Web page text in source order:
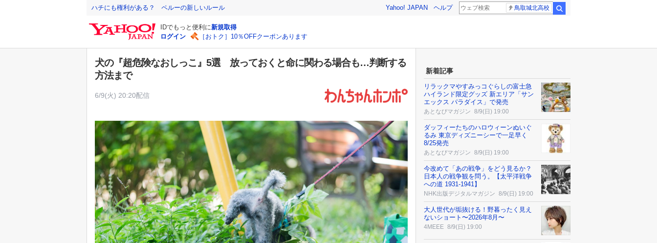
ハチにも権利がある？ ペルーの新しいルール Yahoo! JAPAN ヘルプ 鳥取城北高校
IDでもっと便利に新規取得
ログイン
［おトク］10％OFFクーポンあります
犬の『超危険なおしっこ』5選 放っておくと命に関わる場合も…判断する
方法まで
6/9(火) 20:20配信
新着記事
リラックマやすみっコぐらしの富士急
ハイランド限定グッズ 新エリア「サン
エックス パラダイス」で発売
あとなびマガジン 8/9(日) 19:00
ダッフィーたちのハロウィーンぬいぐ
るみ 東京ディズニーシーで一足早く
8/25発売
あとなびマガジン 8/9(日) 19:00
今改めて「あの戦争」をどう見るか？
日本人の戦争観を問う。【太平洋戦争
への道 1931-1941】
NHK出版デジタルマガジン 8/9(日) 19:00
大人世代が垢抜ける！野暮ったく見え
ないショート〜2026年8月〜
4MEEE 8/9(日) 19:00